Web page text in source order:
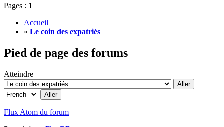
Pages : 1
Accueil
» Le coin des expatriés
Pied de page des forums
Atteindre
Flux Atom du forum